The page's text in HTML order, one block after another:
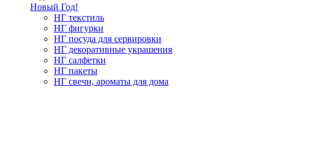
Новый Год!
НГ текстиль
НГ фигурки
НГ посуда для сервировки
НГ декоративные украшения
НГ салфетки
НГ пакеты
НГ свечи, ароматы для дома